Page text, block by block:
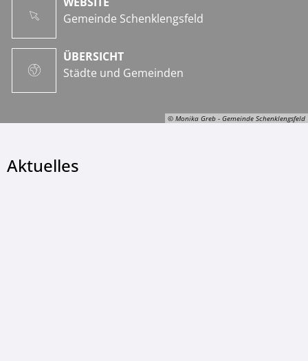
© Monika Greb - Gemeinde Schenklengsfeld
Gemeinde Schenklengsfeld
ÜBERSICHT
Städte und Gemeinden
Aktuelles